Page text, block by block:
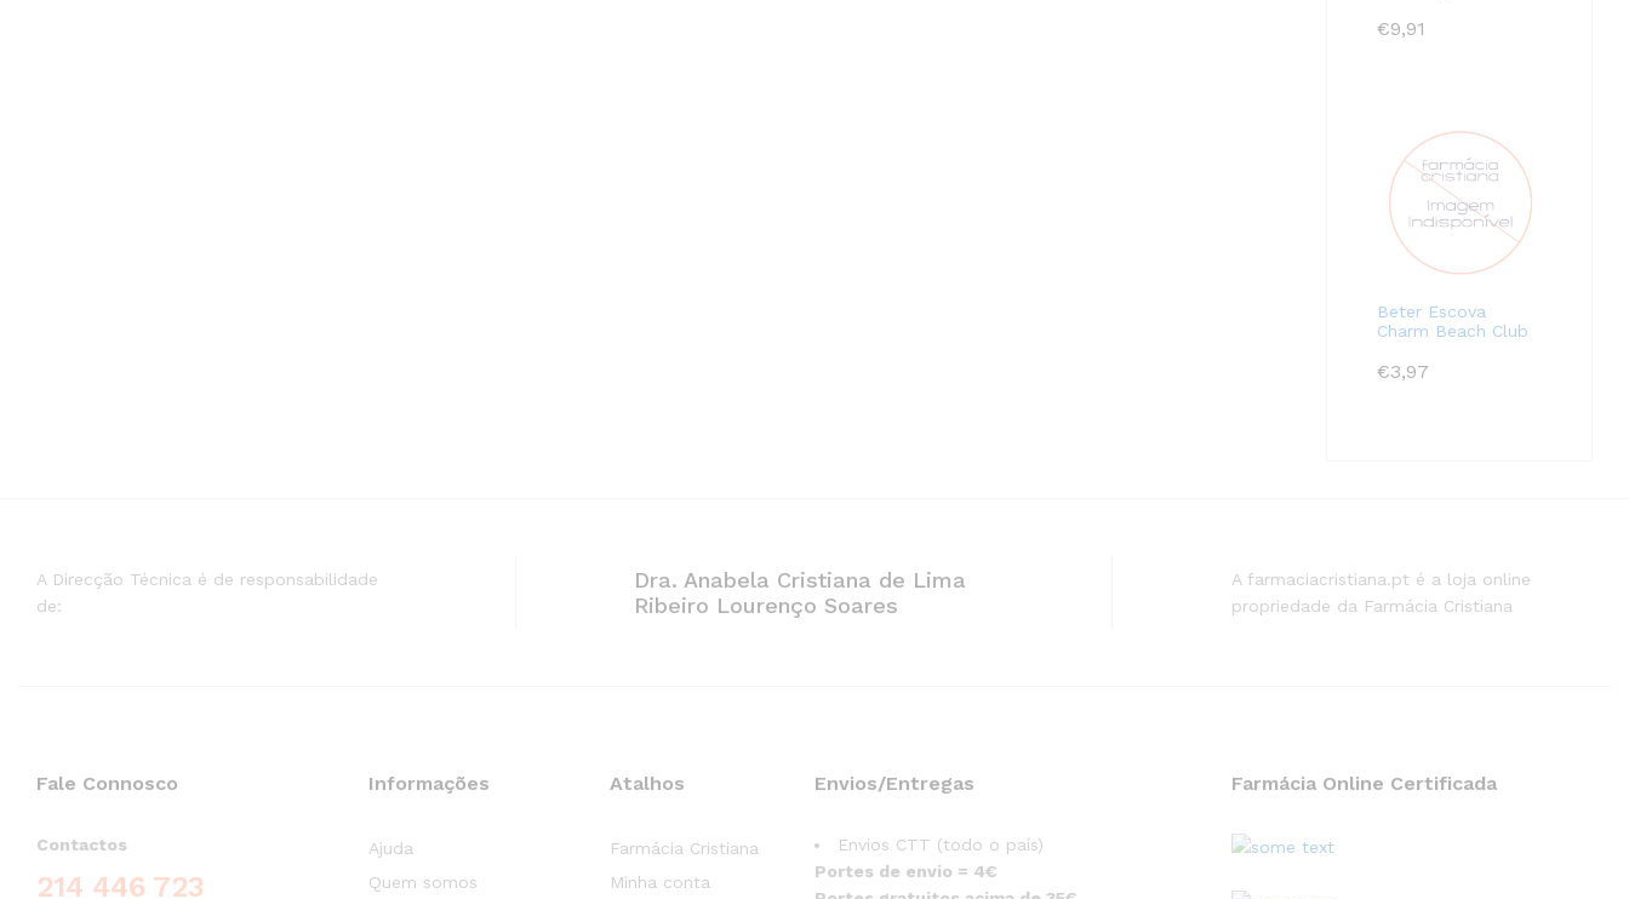
€9,91
Beter Escova
Charm Beach Club
€3,97
A Direcção Técnica é de responsabilidade
de:
Dra. Anabela Cristiana de Lima
Ribeiro Lourenço Soares
A farmaciacristiana.pt é a loja online
propriedade da Farmácia Cristiana
Fale Connosco
Contactos
214 446 723
Informações
Ajuda
Quem somos
Atalhos
Farmácia Cristiana
Minha conta
Envios/Entregas
Envios CTT (todo o país)
Portes de envio = 4€
Farmácia Online Certificada